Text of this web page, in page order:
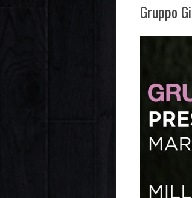
Gruppo